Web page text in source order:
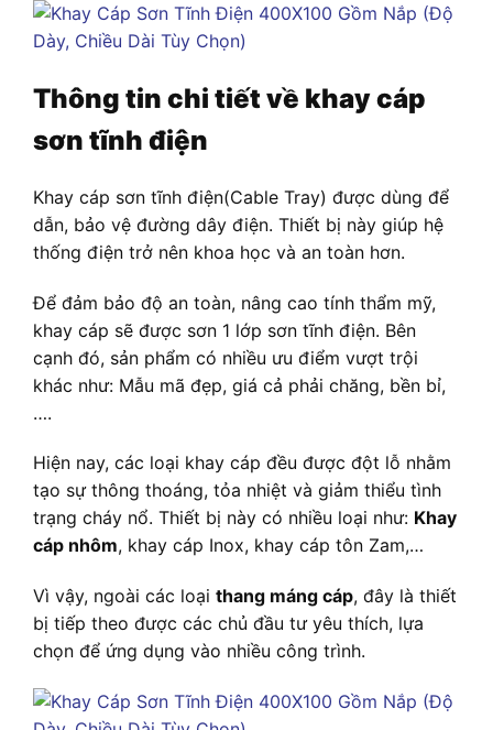
Thông tin chi tiết về khay cáp
sơn tĩnh điện
Khay cáp sơn tĩnh điện(Cable Tray) được dùng để
dẫn, bảo vệ đường dây điện. Thiết bị này giúp hệ
thống điện trở nên khoa học và an toàn hơn.
Để đảm bảo độ an toàn, nâng cao tính thẩm mỹ,
khay cáp sẽ được sơn 1 lớp sơn tĩnh điện. Bên
cạnh đó, sản phẩm có nhiều ưu điểm vượt trội
khác như: Mẫu mã đẹp, giá cả phải chăng, bền bỉ,
….
Hiện nay, các loại khay cáp đều được đột lỗ nhằm
tạo sự thông thoáng, tỏa nhiệt và giảm thiểu tình
trạng cháy nổ. Thiết bị này có nhiều loại như: Khay
cáp nhôm, khay cáp Inox, khay cáp tôn Zam,…
Vì vậy, ngoài các loại thang máng cáp, đây là thiết
bị tiếp theo được các chủ đầu tư yêu thích, lựa
chọn để ứng dụng vào nhiều công trình.